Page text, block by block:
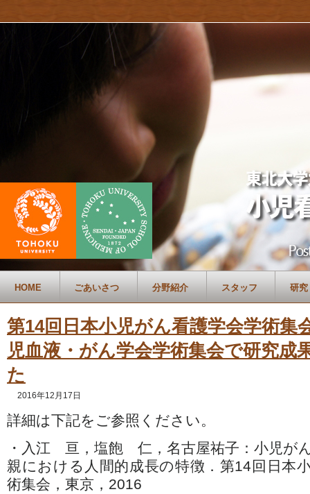
HOME ごあいさつ 分野紹介 スタッフ 研究
第14回日本小児がん看護学会学術集
児血液・がん学会学術集会で研究成
た
2016年12月17日
詳細は下記をご参照ください。
・入江 亘，塩飽 仁，名古屋祐子：小児が
親における人間的成長の特徴．第14回日本
術集会，東京，2016